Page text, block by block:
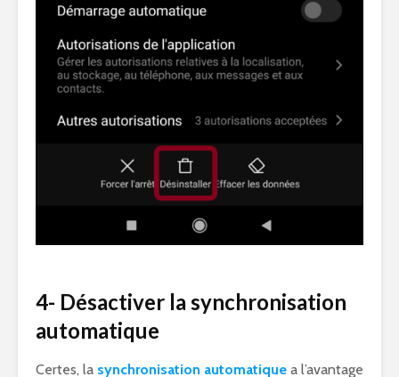
4- Désactiver la synchronisation
automatique
Certes, la synchronisation automatique a l’avantage